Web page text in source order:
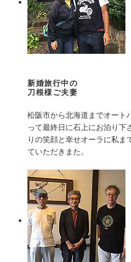
新婚旅行中の
刀根様ご夫妻
松阪市から北海道までオート
って最終日に石上にお泊り下
りの笑顔と幸せオーラに私ま
ていただきまた。